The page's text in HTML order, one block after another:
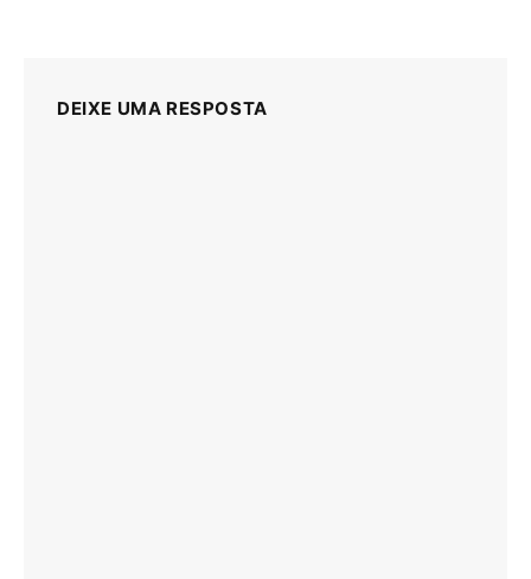
DEIXE UMA RESPOSTA